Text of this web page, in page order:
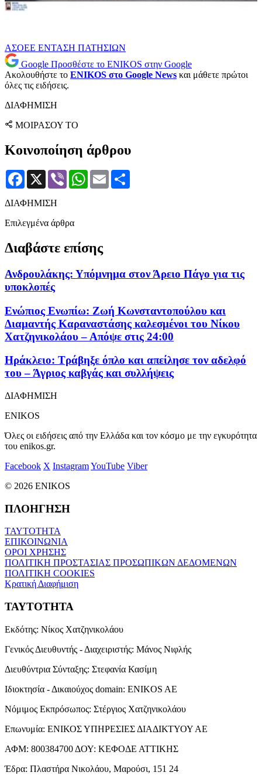
ΑΣΟΕΕ ΕΝΤΑΣΗ ΠΑΤΗΣΙΩΝ
Google Προσθέστε το ENIKOS στην Google
Ακολουθήστε το ENIKOS στο Google News και μάθετε πρώτοι
όλες τις ειδήσεις.
ΔΙΑΦΗΜΙΣΗ
ΜΟΙΡΑΣΟΥ ΤΟ
Κοινοποίηση άρθρου
Facebook
X Viber WhatsApp
Email
ΔΙΑΦΗΜΙΣΗ
Επιλεγμένα άρθρα
Διαβάστε επίσης
Ανδρουλάκης: Υπόμνημα στον Άρειο Πάγο για τις
υποκλοπές
Ενώπιος Ενωπίω: Ζωή Κωνσταντοπούλου και
Διαμαντής Καραναστάσης καλεσμένοι του Νίκου
Χατζηνικολάου – Απόψε στις 24:00
Ηράκλειο: Τράβηξε όπλο και απείλησε τον αδελφό
του – Άγριος καβγάς και συλλήψεις
ΔΙΑΦΗΜΙΣΗ
ENIKOS
Όλες οι ειδήσεις από την Ελλάδα και τον κόσμο με την εγκυρότητα
του enikos.gr.
Facebook X InstagramYouTube Viber
© 2026 ENIKOS
ΠΛΟΗΓΗΣΗ
ΤΑΥΤΟΤΗΤΑ
ΕΠΙΚΟΙΝΩΝΙΑ
ΟΡΟΙ ΧΡΗΣΗΣ
ΠΟΛΙΤΙΚΗ ΠΡΟΣΤΑΣΙΑΣ ΠΡΟΣΩΠΙΚΩΝ ΔΕΔΟΜΕΝΩΝ
ΠΟΛΙΤΙΚΗ COOKIES
Κρατική Διαφήμιση
ΤΑΥΤΟΤΗΤΑ
Εκδότης: Νίκος Χατζηνικολάου
Γενικός Διευθυντής - Διαχειριστής: Μάνος Νιφλής
Διευθύντρια Σύνταξης: Στεφανία Κασίμη
Ιδιοκτησία - Δικαιούχος domain: ENIKOS AE
Νόμιμος Εκπρόσωπος: Στέργιος Χατζηνικολάου
Επωνυμία: ΕΝΙΚΟΣ ΥΠΗΡΕΣΙΕΣ ΔΙΑΔΙΚΤΥΟΥ ΑΕ
ΑΦΜ: 800384700 ΔΟΥ: ΚΕΦΟΔΕ ΑΤΤΙΚΗΣ
Έδρα: Πλαστήρα Νικολάου, Μαρούσι, 151 24